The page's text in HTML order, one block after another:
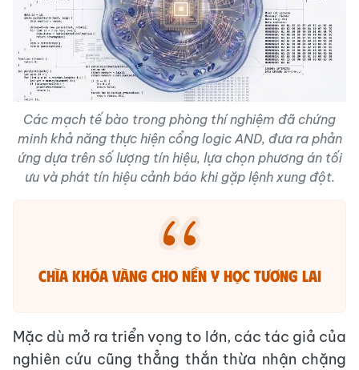
Các mạch tế bào trong phòng thí nghiệm đã chứng
minh khả năng thực hiện cổng logic AND, đưa ra phản
ứng dựa trên số lượng tín hiệu, lựa chọn phương án tối
ưu và phát tín hiệu cảnh báo khi gặp lệnh xung đột.
Chìa khóa vàng cho nền y học tương lai
Mặc dù mở ra triển vọng to lớn, các tác giả của
nghiên cứu cũng thẳng thắn thừa nhận chặng